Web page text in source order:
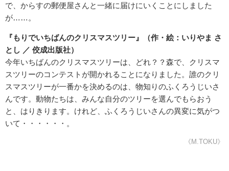
で、からすの郵便屋さんと一緒に届けにいくことにしました
が……。
『もりでいちばんのクリスマスツリー』（作・絵：いりやま さ
とし ／ 佼成出版社）
今年いちばんのクリスマスツリーは、どれ？？森で、クリスマ
スツリーのコンテストが開かれることになりました。誰のクリ
スマスツリーが一番かを決めるのは、物知りのふくろうじいさ
んです。動物たちは、みんな自分のツリーを選んでもらおう
と、はりきります。けれど、ふくろうじいさんの異変に気がつ
いて・・・・・・。
《M.TOKU》